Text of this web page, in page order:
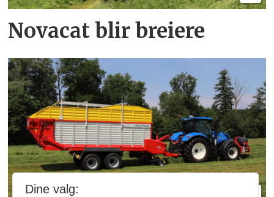
Novacat blir breiere
Dine valg: